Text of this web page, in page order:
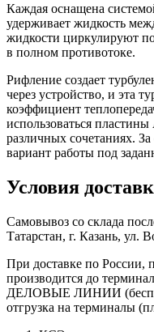
Каждая оснащена
удерживает жидкость
жидкости циркулируют
в полном противотоке.
Рифление создает
через устройство, и эта
коэффициент
использоваться
различных сочетаниях.
вариант работы под
Условия
Самовывоз со склада
Татарстан, г. Казань, ул.
При доставке по России,
производится до
ДЕЛОВЫЕ ЛИНИИ
отгрузка на терминалы